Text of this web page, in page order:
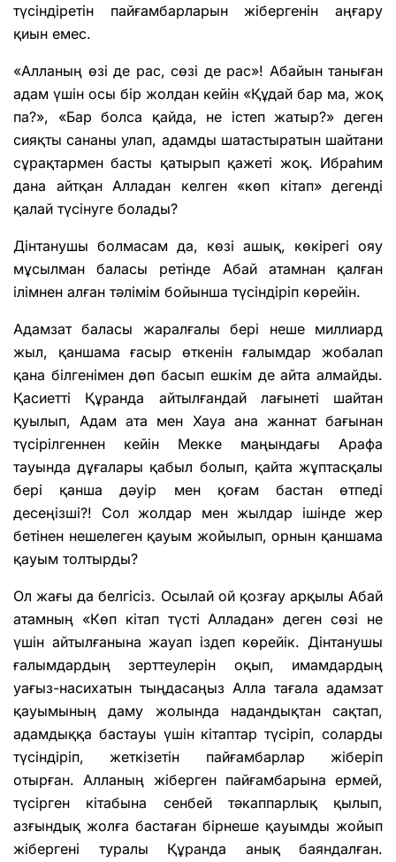
түсіндіретін пайғамбарларын жібергенін аңғару
қиын емес.
«Алланың өзі де рас, сөзі де рас»! Абайын таныған
адам үшін осы бір жолдан кейін «Құдай бар ма, жоқ
па?», «Бар болса қайда, не істеп жатыр?» деген
сияқты сананы улап, адамды шатастыратын шайтани
сұрақтармен басты қатырып қажеті жоқ. Ибраһим
дана айтқан Алладан келген «көп кітап» дегенді
қалай түсінуге болады?
Дінтанушы болмасам да, көзі ашық, көкірегі ояу
мұсылман баласы ретінде Абай атамнан қалған
ілімнен алған тәлімім бойынша түсіндіріп көрейін.
Адамзат баласы жаралғалы бері неше миллиард
жыл, қаншама ғасыр өткенін ғалымдар жобалап
қана білгенімен дөп басып ешкім де айта алмайды.
Қасиетті Құранда айтылғандай лағынеті шайтан
қуылып, Адам ата мен Хауа ана жаннат бағынан
түсірілгеннен кейін Мекке маңындағы Арафа
тауында дұғалары қабыл болып, қайта жұптасқалы
бері қанша дәуір мен қоғам бастан өтпеді
десеңізші?! Сол жолдар мен жылдар ішінде жер
бетінен нешелеген қауым жойылып, орнын қаншама
қауым толтырды?
Ол жағы да белгісіз. Осылай ой қозғау арқылы Абай
атамның «Көп кітап түсті Алладан» деген сөзі не
үшін айтылғанына жауап іздеп көрейік. Дінтанушы
ғалымдардың зерттеулерін оқып, имамдардың
уағыз-насихатын тыңдасаңыз Алла тағала адамзат
қауымының даму жолында надандықтан сақтап,
адамдыққа бастауы үшін кітаптар түсіріп, соларды
түсіндіріп, жеткізетін пайғамбарлар жіберіп
отырған. Алланың жіберген пайғамбарына ермей,
түсірген кітабына сенбей тәкаппарлық қылып,
азғындық жолға бастаған бірнеше қауымды жойып
жібергені туралы Құранда анық баяндалған.